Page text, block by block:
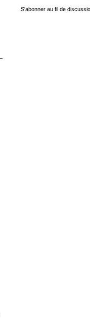
S'abonner au fil de